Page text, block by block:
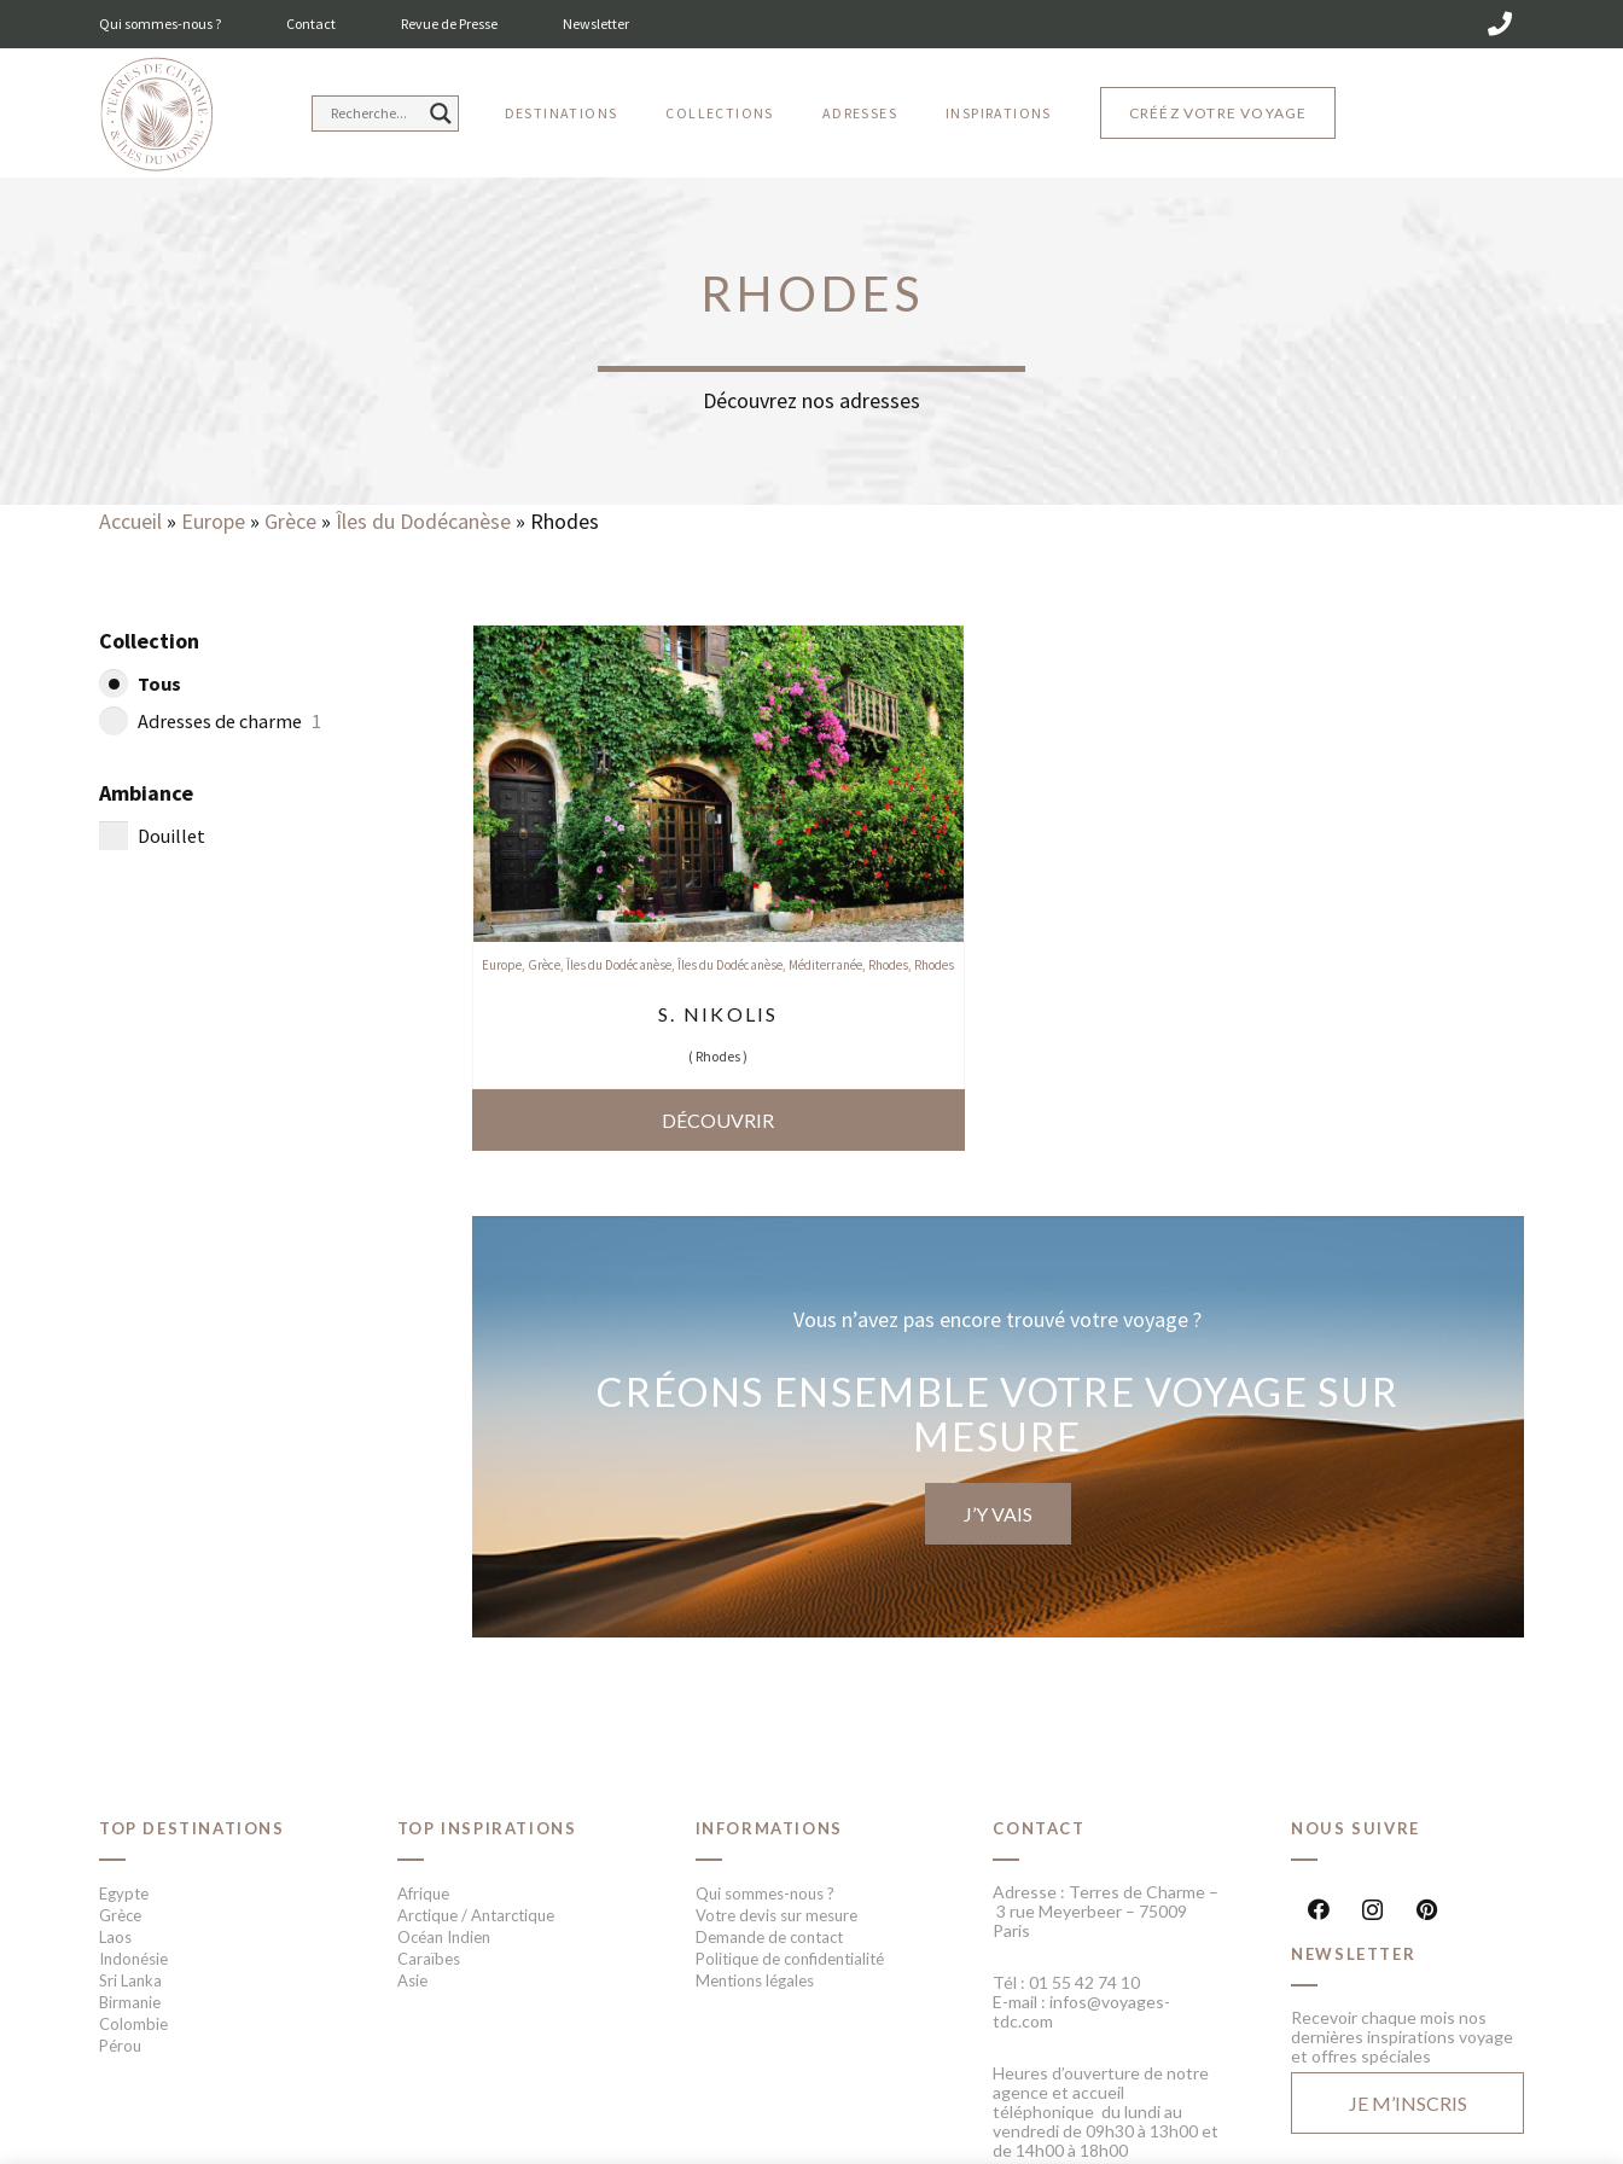
Qui sommes-nous ? Contact Revue de Presse Newsletter
DESTINATIONS COLLECTIONS ADRESSES INSPIRATIONS CRÉÉZ VOTRE VOYAGE
RHODES
Découvrez nos adresses
Accueil » Europe » Grèce » Îles du Dodécanèse » Rhodes
Collection
Tous
Adresses de charme 1
Ambiance
Douillet
Europe, Grèce,Îles du Dodécanèse,Îles du Dodécanèse, Méditerranée, Rhodes, Rhodes
S. NIKOLIS
( Rhodes)
DÉCOUVRIR
Vous n’avez pas encore trouvé votre voyage ?
CRÉONS ENSEMBLE VOTRE VOYAGE SUR
MESURE
J’Y VAIS
TOP DESTINATIONS
Egypte
Grèce
Laos
Indonésie
Sri Lanka
Birmanie
Colombie
Pérou
TOP INSPIRATIONS
Afrique
Arctique / Antarctique
Océan Indien
Caraïbes
Asie
INFORMATIONS
Qui sommes-nous ?
Votre devis sur mesure
Demande de contact
Politique de confidentialité
Mentions légales
CONTACT
Adresse : Terres de Charme –
3 rue Meyerbeer – 75009
Paris
Tél : 01 55 42 74 10
E-mail : infos@voyages-
tdc.com
Heures d’ouverture de notre
agence et accueil
téléphonique du lundi au
vendredi de 09h30 à 13h00 et
de 14h00 à 18h00
NOUS SUIVRE
NEWSLETTER
Recevoir chaque mois nos
dernières inspirations voyage
et offres spéciales
JE M’INSCRIS